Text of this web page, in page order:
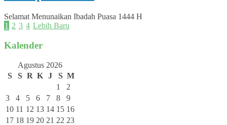
Selamat Menunaikan Ibadah Puasa 1444 H
1 2 3 4 Lebih Baru
Kalender
Agustus 2026
S
S R K J S M
1
2
3
4 5 6 7 8
9
10 11 12 13 14 15 16
17 18 19 20 21 22 23